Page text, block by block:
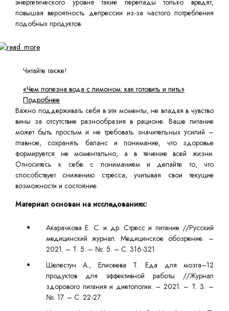
энергетического уровня такие перепады только вредят,
повышая вероятность депрессии из-за частого потребления
подобных продуктов.
Читайте также!
«Чем полезна вода с лимоном: как готовить и пить»
Подробнее
Важно поддерживать себя в эти моменты, не впадая в чувство
вины за отсутствие разнообразия в рационе. Ваше питание
может быть простым и не требовать значительных усилий –
главное, сохранять баланс и понимание, что здоровье
формируется не моментально, а в течение всей жизни.
Относитесь к себе с пониманием и делайте то, что
способствует снижению стресса, учитывая свои текущие
возможности и состояние.
Материал основан на исследованиях:
Акарачкова Е. С. и др. Стресс и питание //Русский
медицинский журнал. Медицинское обозрение. –
2021. – Т. 5. – №. 5. – С. 316-321.
Шелестун А., Елисеева Т. Еда для мозга–12
продуктов для эффективной работы //Журнал
здорового питания и диетологии. – 2021. – Т. 3. –
№. 17. – С. 22-27.